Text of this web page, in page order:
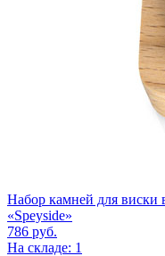
Набор камней для виски
«Speyside»
786 руб.
На складе: 1